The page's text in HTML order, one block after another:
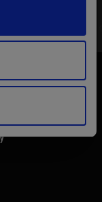
her se nemohou